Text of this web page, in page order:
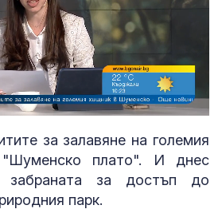
за залавяне на големия
плато". И днес
за достъп до
парк.